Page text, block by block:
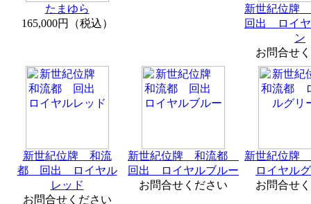
たまゆら
165,000円（税込）
新世紀位
回出 ロイヤ
ン
お問合せ
新世紀位牌 和流
都 回出 ロイヤル
レッド
お問合せください
新世紀位牌 和流都
回出 ロイヤルブルー
お問合せください
新世紀位
ロイヤル
お問合せ